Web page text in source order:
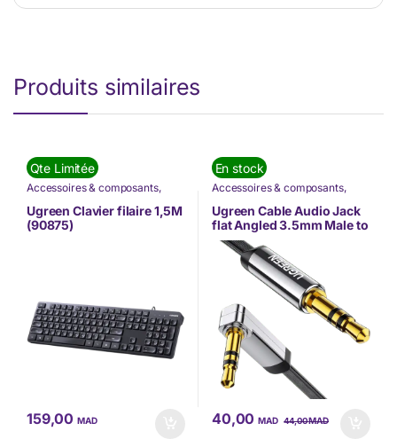
Produits similaires
Qte Limitée
Accessoires & composants,
Nos Marques,
PÉRIPHÉRIQUES,Souris et
Claviers,Ugreen
Ugreen Clavier filaire 1,5M
(90875)
159,00MAD
En stock
Accessoires & composants,
Nos Marques,
Ugreen
Ugreen Cable Audio Jack
flat Angled 3.5mm Male to
Male 1.5M (10598)
40,00MAD 44,00MAD